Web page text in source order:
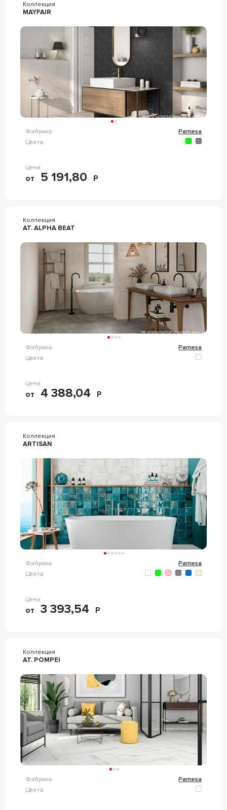
Коллекция
MAYFAIR
Фабрика:
Pamesa
Цвета:
Цена
от 5 191,80 Р
Коллекция
AT. ALPHA BEAT
Фабрика:
Pamesa
Цвета:
Цена
от 4 388,04 Р
Коллекция
ARTISAN
Фабрика:
Pamesa
Цвета:
Цена
от 3 393,54 Р
Коллекция
AT. POMPEI
Фабрика:
Pamesa
Цвета: